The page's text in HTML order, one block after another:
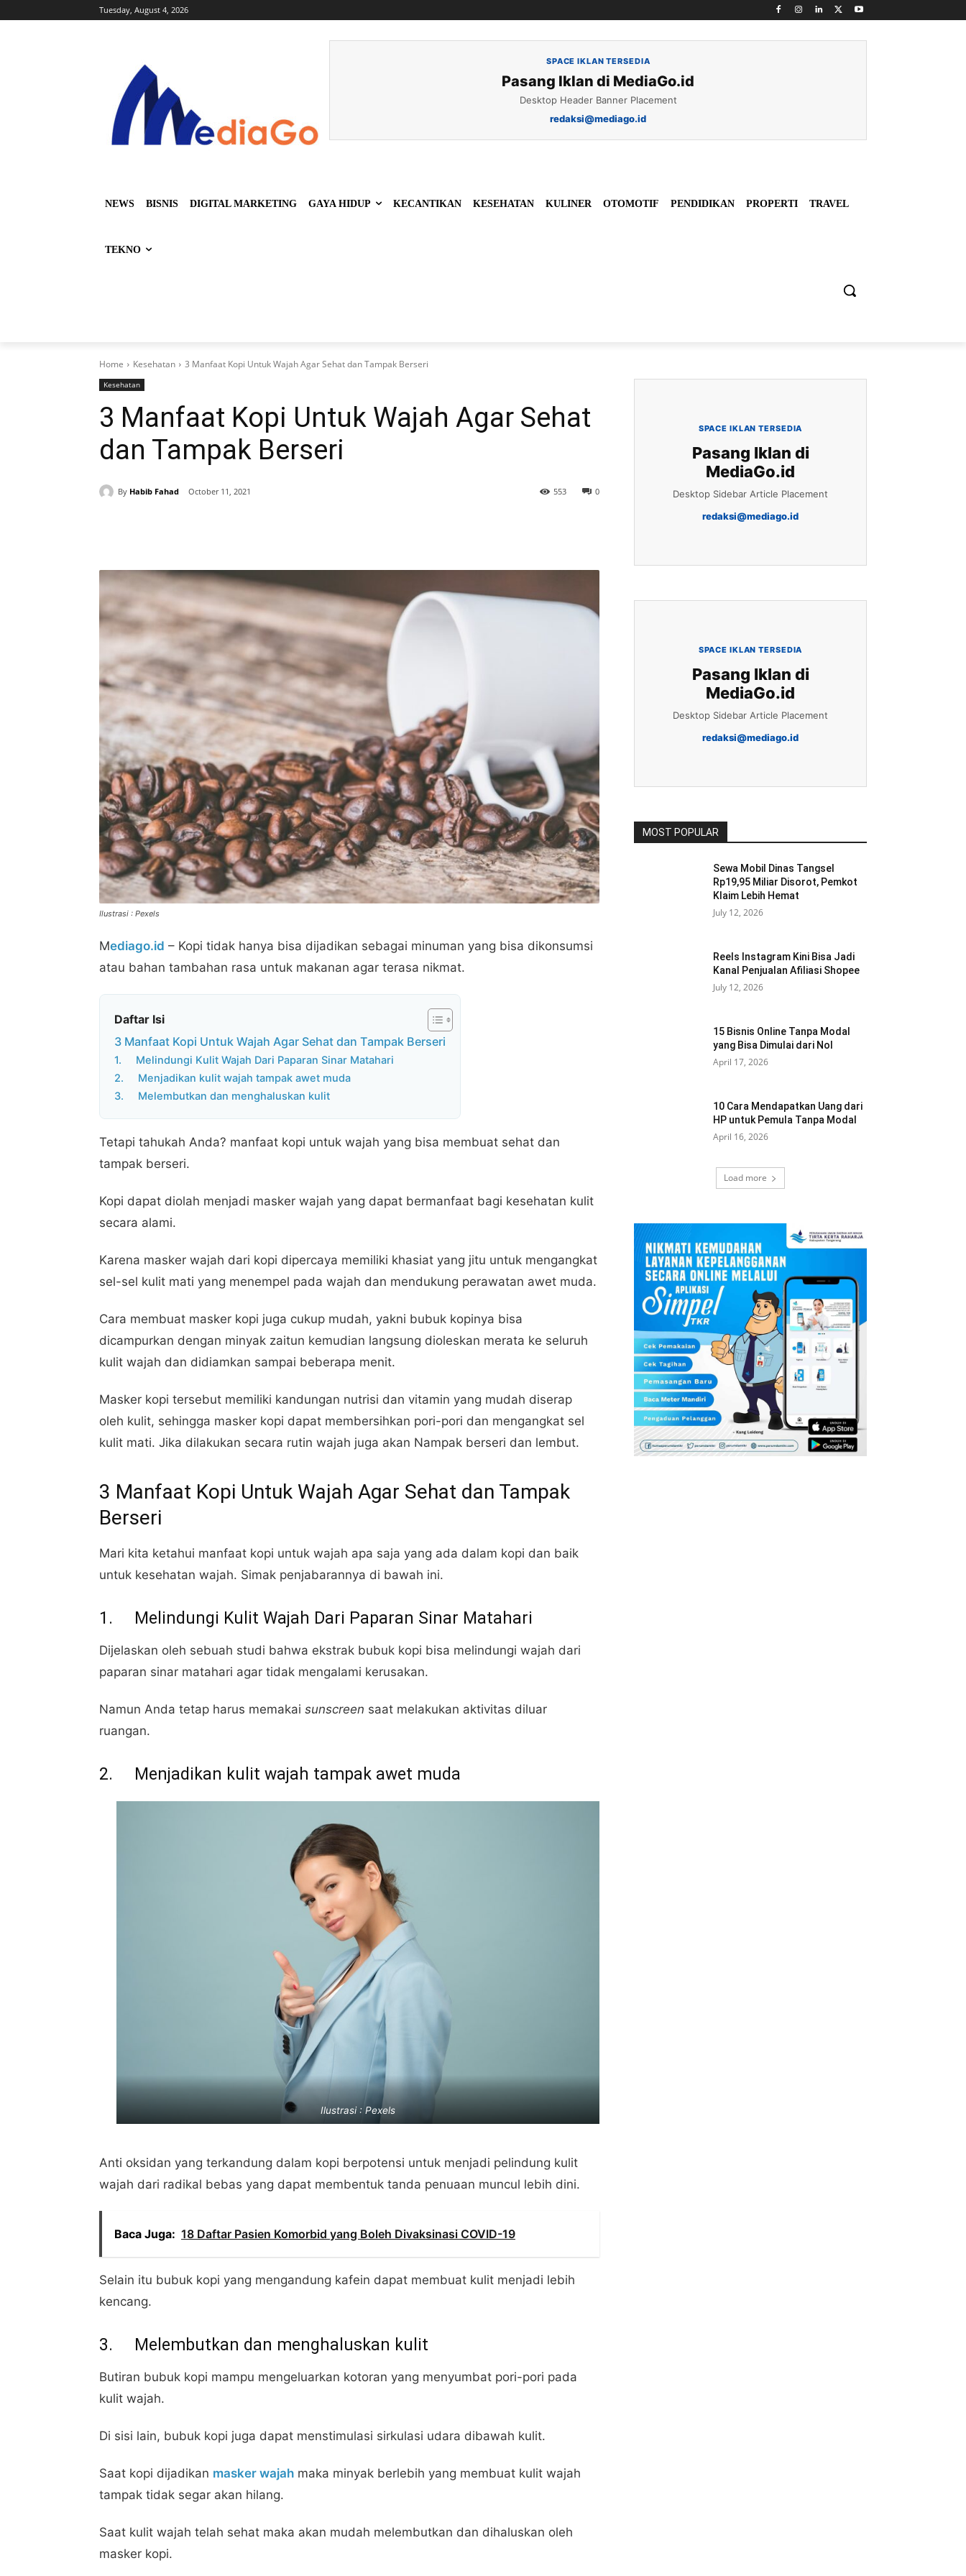
Tuesday, August 4, 2026
SPACE IKLAN TERSEDIA
Pasang Iklan di MediaGo.id
Desktop Header Banner Placement
redaksi@mediago.id
NEWS BISNIS DIGITAL MARKETING GAYA HIDUP KECANTIKAN KESEHATAN KULINER OTOMOTIF PENDIDIKAN PROPERTI TRAVEL
TEKNO
Home Kesehatan 3 Manfaat Kopi Untuk Wajah Agar Sehat dan Tampak Berseri
Kesehatan
3 Manfaat Kopi Untuk Wajah Agar Sehat
dan Tampak Berseri
By Habib Fahad October 11, 2021 0
553
Ilustrasi : Pexels
Mediago.id – Kopi tidak hanya bisa dijadikan sebagai minuman yang bisa dikonsumsi
atau bahan tambahan rasa untuk makanan agar terasa nikmat.
Daftar Isi
3 Manfaat Kopi Untuk Wajah Agar Sehat dan Tampak Berseri
1. Melindungi Kulit Wajah Dari Paparan Sinar Matahari
2. Menjadikan kulit wajah tampak awet muda
3. Melembutkan dan menghaluskan kulit
Tetapi tahukah Anda? manfaat kopi untuk wajah yang bisa membuat sehat dan
tampak berseri.
Kopi dapat diolah menjadi masker wajah yang dapat bermanfaat bagi kesehatan kulit
secara alami.
Karena masker wajah dari kopi dipercaya memiliki khasiat yang jitu untuk mengangkat
sel-sel kulit mati yang menempel pada wajah dan mendukung perawatan awet muda.
Cara membuat masker kopi juga cukup mudah, yakni bubuk kopinya bisa
dicampurkan dengan minyak zaitun kemudian langsung dioleskan merata ke seluruh
kulit wajah dan didiamkan sampai beberapa menit.
Masker kopi tersebut memiliki kandungan nutrisi dan vitamin yang mudah diserap
oleh kulit, sehingga masker kopi dapat membersihkan pori-pori dan mengangkat sel
kulit mati. Jika dilakukan secara rutin wajah juga akan Nampak berseri dan lembut.
3 Manfaat Kopi Untuk Wajah Agar Sehat dan Tampak
Berseri
Mari kita ketahui manfaat kopi untuk wajah apa saja yang ada dalam kopi dan baik
untuk kesehatan wajah. Simak penjabarannya di bawah ini.
1. Melindungi Kulit Wajah Dari Paparan Sinar Matahari
Dijelaskan oleh sebuah studi bahwa ekstrak bubuk kopi bisa melindungi wajah dari
paparan sinar matahari agar tidak mengalami kerusakan.
Namun Anda tetap harus memakai sunscreen saat melakukan aktivitas diluar
ruangan.
2. Menjadikan kulit wajah tampak awet muda
Ilustrasi : Pexels
Anti oksidan yang terkandung dalam kopi berpotensi untuk menjadi pelindung kulit
wajah dari radikal bebas yang dapat membentuk tanda penuaan muncul lebih dini.
Baca Juga: 18 Daftar Pasien Komorbid yang Boleh Divaksinasi COVID-19
Selain itu bubuk kopi yang mengandung kafein dapat membuat kulit menjadi lebih
kencang.
3. Melembutkan dan menghaluskan kulit
Butiran bubuk kopi mampu mengeluarkan kotoran yang menyumbat pori-pori pada
kulit wajah.
Di sisi lain, bubuk kopi juga dapat menstimulasi sirkulasi udara dibawah kulit.
Saat kopi dijadikan masker wajah maka minyak berlebih yang membuat kulit wajah
tampak tidak segar akan hilang.
Saat kulit wajah telah sehat maka akan mudah melembutkan dan dihaluskan oleh
masker kopi.
SPACE IKLAN TERSEDIA
Pasang Iklan di
MediaGo.id
Desktop Sidebar Article Placement
redaksi@mediago.id
SPACE IKLAN TERSEDIA
Pasang Iklan di
MediaGo.id
Desktop Sidebar Article Placement
redaksi@mediago.id
MOST POPULAR
Sewa Mobil Dinas Tangsel
Rp19,95 Miliar Disorot, Pemkot
Klaim Lebih Hemat
July 12, 2026
Reels Instagram Kini Bisa Jadi
Kanal Penjualan Afiliasi Shopee
July 12, 2026
15 Bisnis Online Tanpa Modal
yang Bisa Dimulai dari Nol
April 17, 2026
10 Cara Mendapatkan Uang dari
HP untuk Pemula Tanpa Modal
April 16, 2026
Load more